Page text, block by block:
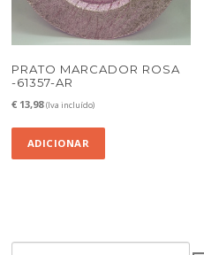
PRATO MARCADOR ROSA
-61357-AR
€ 13,98 (Iva incluído)
ADICIONAR